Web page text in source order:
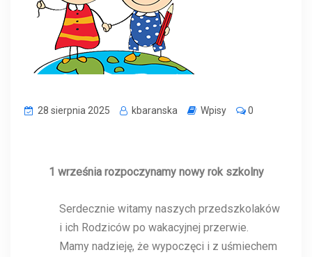
28 sierpnia 2025 kbaranska Wpisy 0
1 września rozpoczynamy nowy rok szkolny
Serdecznie witamy naszych przedszkolaków
i ich Rodziców po wakacyjnej przerwie.
Mamy nadzieję, że wypoczęci i z uśmiechem